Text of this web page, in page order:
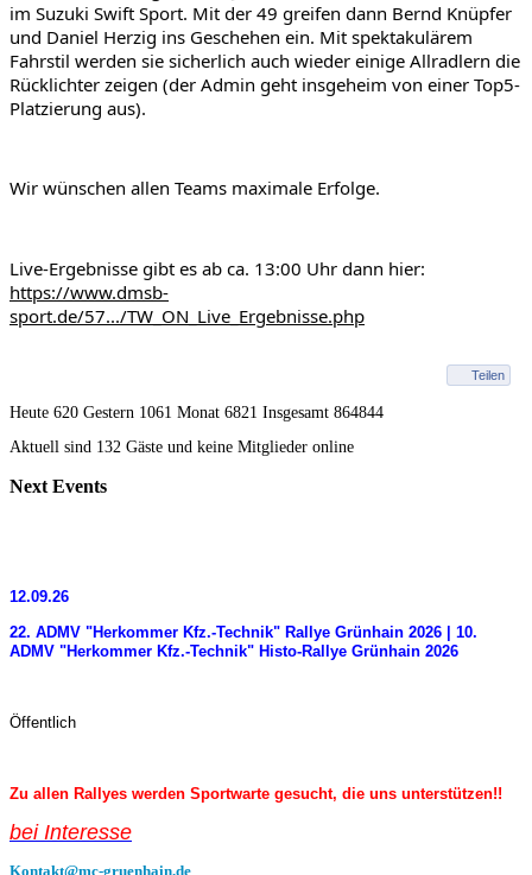
im Suzuki Swift Sport. Mit der 49 greifen dann Bernd Knüpfer
und Daniel Herzig ins Geschehen ein. Mit spektakulärem
Fahrstil werden sie sicherlich auch wieder einige Allradlern die
Rücklichter zeigen (der Admin geht insgeheim von einer Top5-
Platzierung aus).
Wir wünschen allen Teams maximale Erfolge.
https://www.dmsb-
sport.de/57.../TW_ON_Live_Ergebnisse.php
Teilen
Heute 620 Gestern 1061 Monat 6821 Insgesamt 864844
Aktuell sind 132 Gäste und keine Mitglieder online
Next Events
12.09.26
22. ADMV "Herkommer Kfz.-Technik" Rallye Grünhain 2026 | 10.
ADMV "Herkommer Kfz.-Technik" Histo-Rallye Grünhain 2026
Öffentlich
Zu allen Rallyes werden Sportwarte gesucht, die uns unterstützen!!
bei Interesse
Kontakt@mc-gruenhain.de